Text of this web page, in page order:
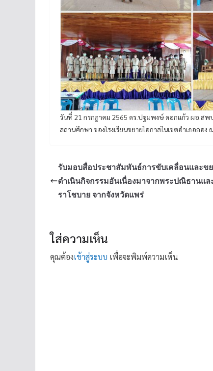
วันที่ 21 กรกฎาคม 2565 ดร.ปฐมพงษ์ ดอกแก้ว ผอ.สพ
สถานศึกษา ของโรงเรียนขยายโอกาสในเขตอำเภอลอง
รับมอบสื่อประชาสัมพันธ์การขับเคลื่อนและข
ดำเนินกิจกรรมอันเนื่องมาจากพระปณิธานแล
ราโชบาย จากจังหวัดแพร่
ใส่ความเห็น
คุณต้องเข้าสู่ระบบ เพื่อจะพิมพ์ความเห็น